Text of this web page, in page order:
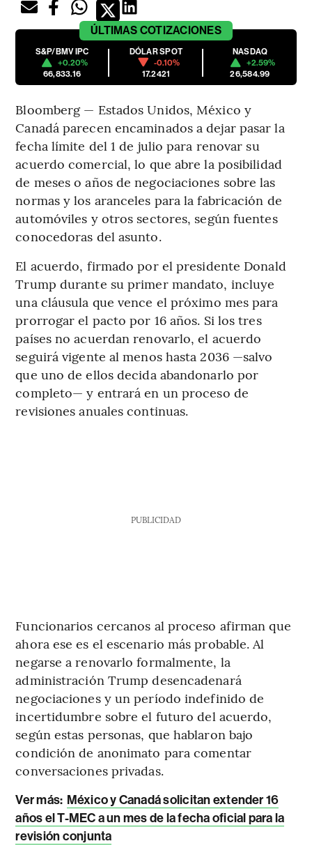
ÚLTIMAS COTIZACIONES
S&P/BMV IPC
+0.20%
66,833.16
DÓLAR SPOT
-0.10%
17.2421
NASDAQ
+2.59%
26,584.99
Bloomberg — Estados Unidos, México y
Canadá parecen encaminados a dejar pasar la
fecha límite del 1 de julio para renovar su
acuerdo comercial, lo que abre la posibilidad
de meses o años de negociaciones sobre las
normas y los aranceles para la fabricación de
automóviles y otros sectores, según fuentes
conocedoras del asunto.
El acuerdo, firmado por el presidente Donald
Trump durante su primer mandato, incluye
una cláusula que vence el próximo mes para
prorrogar el pacto por 16 años. Si los tres
países no acuerdan renovarlo, el acuerdo
seguirá vigente al menos hasta 2036 —salvo
que uno de ellos decida abandonarlo por
completo— y entrará en un proceso de
revisiones anuales continuas.
PUBLICIDAD
Funcionarios cercanos al proceso afirman que
ahora ese es el escenario más probable. Al
negarse a renovarlo formalmente, la
administración Trump desencadenará
negociaciones y un período indefinido de
incertidumbre sobre el futuro del acuerdo,
según estas personas, que hablaron bajo
condición de anonimato para comentar
conversaciones privadas.
Ver más: México y Canadá solicitan extender 16
años el T-MEC a un mes de la fecha oficial para la
revisión conjunta